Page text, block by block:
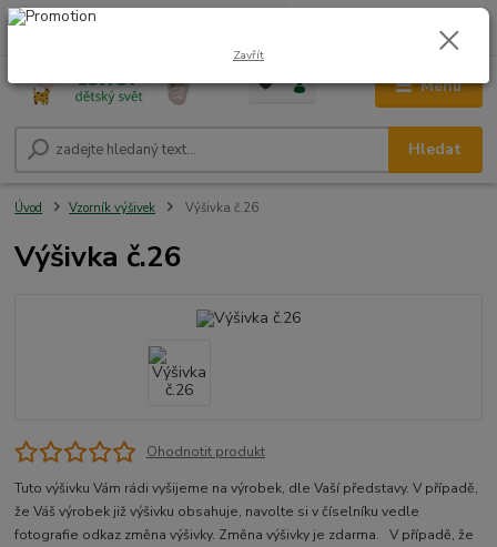
Menu
Hledat
+420 604 278 943 0,00 Kč
Úvod Vzorník výšivek Výšivka č.26
Výšivka č.26
Ohodnotit produkt
Tuto výšivku Vám rádi vyšijeme na výrobek, dle Vaší představy. V případě,
že Váš výrobek již výšivku obsahuje, navolte si v číselníku vedle
fotografie odkaz změna výšivky. Změna výšivky je zdarma. V případě, že
Zavřít